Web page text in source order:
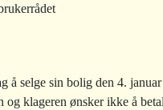
å selge sin bolig den 4.
klageren ønsker ikke å